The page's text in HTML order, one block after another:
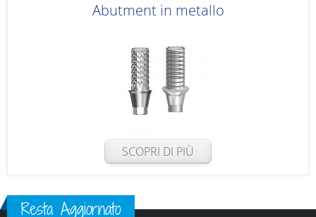
Abutment in metallo
SCOPRI DI PIÙ
Resta Aggiornato